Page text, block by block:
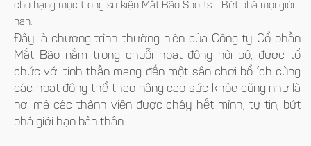
cho hạng mục trong sự kiện Mắt Bão Sports - Bứt phá mọi giới
hạn.
Đây là chương trình thường niên của Công ty Cổ phần
Mắt Bão nằm trong chuỗi hoạt động nội bộ, được tổ
chức với tinh thần mang đến một sân chơi bổ ích cùng
các hoạt động thể thao nâng cao sức khỏe cũng như là
nơi mà các thành viên được cháy hết mình, tự tin, bứt
phá giới hạn bản thân.